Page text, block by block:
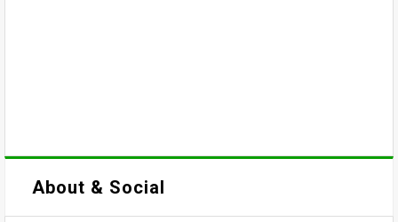
About & Social